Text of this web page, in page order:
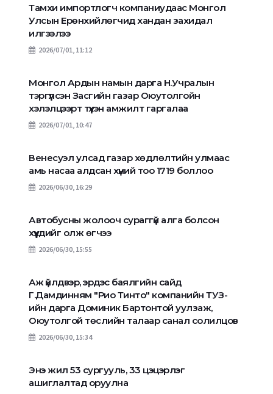
Тамхи импортлогч компаниудаас Монгол
Улсын Ерөнхийлөгчид хандан захидал
илгээлээ
2026/07/01, 11:12
Монгол Ардын намын дарга Н.Учралын
тэргүүлсэн Засгийн газар Оюутолгойн
хэлэлцээрт түүхэн амжилт гаргалаа
2026/07/01, 10:47
Венесуэл улсад газар хөдлөлтийн улмаас
амь насаа алдсан хүний тоо 1719 боллоо
2026/06/30, 16:29
Автобусны жолооч сураггүй алга болсон
хүүхдийг олж өгчээ
2026/06/30, 15:55
Аж үйлдвэр, эрдэс баялгийн сайд
Г.Дамдинням "Рио Тинто" компанийн ТУЗ-
ийн дарга Доминик Бартонтой уулзаж,
Оюутолгой төслийн талаар санал солилцов
2026/06/30, 15:34
Энэ жил 53 сургууль, 33 цэцэрлэг
ашиглалтад оруулна